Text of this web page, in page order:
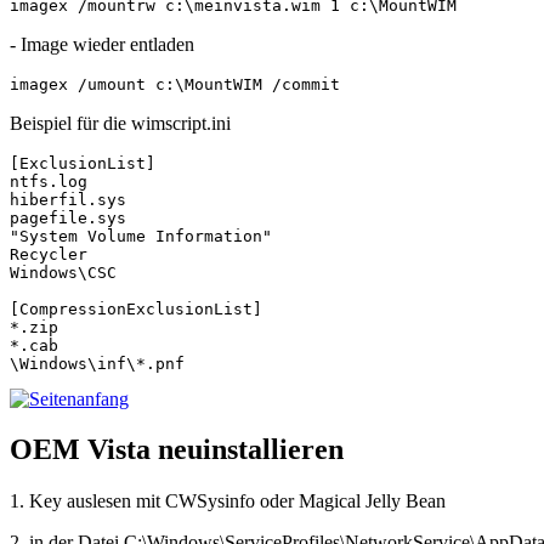
imagex /mountrw c:\meinvista.wim 1 c:\MountWIM
- Image wieder entladen
imagex /umount c:\MountWIM /commit
Beispiel für die wimscript.ini
[ExclusionList]
ntfs.log
hiberfil.sys
pagefile.sys
"System Volume Information"
Recycler
Windows\CSC
[CompressionExclusionList]
*.zip
*.cab
OEM Vista neuinstallieren
1. Key auslesen mit CWSysinfo oder Magical Jelly Bean